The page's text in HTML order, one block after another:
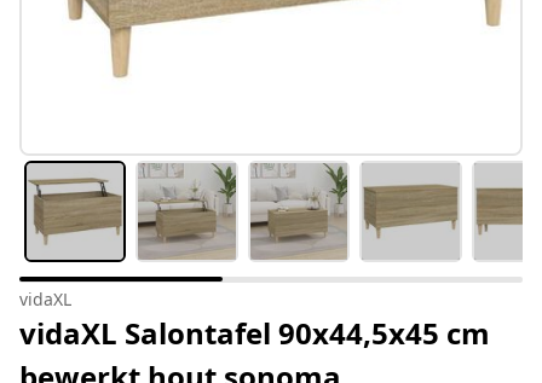
vidaXL
vidaXL Salontafel 90x44,5x45 cm